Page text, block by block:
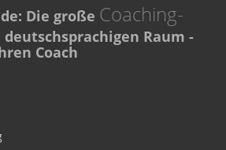
Die große Coaching-
deutschsprachigen Raum -
Coach